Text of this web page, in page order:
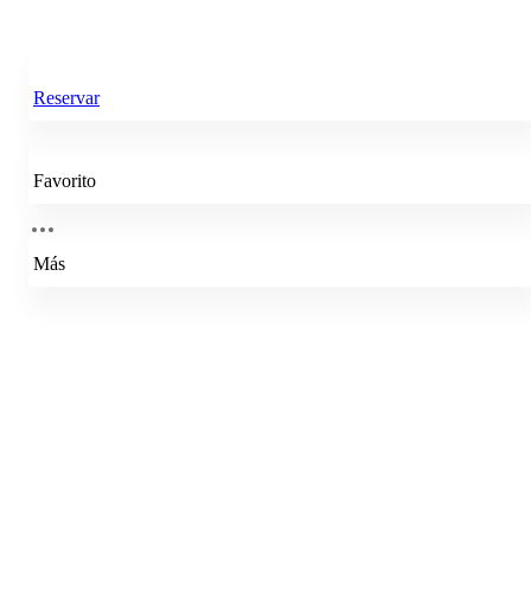
Reservar
Favorito
Más